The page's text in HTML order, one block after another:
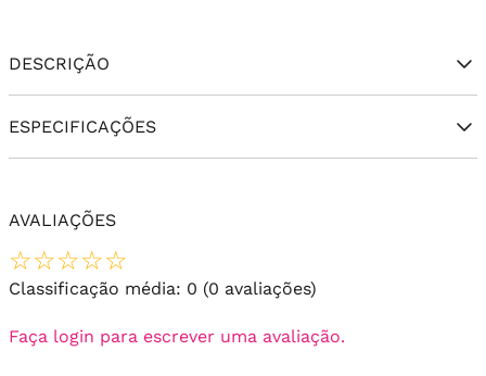
DESCRIÇÃO
ESPECIFICAÇÕES
AVALIAÇÕES
☆☆☆☆☆
Classificação média: 0 (0 avaliações)
Faça login para escrever uma avaliação.